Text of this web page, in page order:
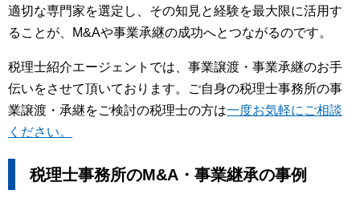
適切な専門家を選定し、その知見と経験を最大限に活用す
ることが、M&Aや事業承継の成功へとつながるのです。
税理士紹介エージェントでは、事業譲渡・事業承継のお手
伝いをさせて頂いております。ご自身の税理士事務所の事
業譲渡・承継をご検討の税理士の方は一度お気軽にご相談
ください。
税理士事務所のM&A・事業継承の事例